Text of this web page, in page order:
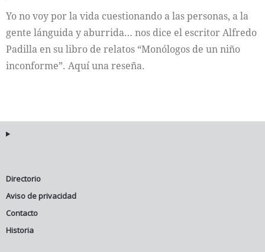
Internacional
Cultura
Yo no voy por la vida cuestionando a las personas, a la
gente lánguida y aburrida… nos dice el escritor Alfredo
Padilla en su libro de relatos “Monólogos de un niño
inconforme”. Aquí una reseña.
Directorio
Aviso de privacidad
Contacto
Historia